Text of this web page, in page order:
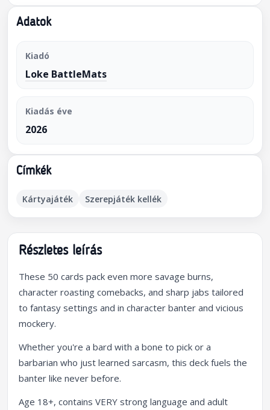
Adatok
Kiadó
Loke BattleMats
Kiadás éve
2026
Címkék
Kártyajáték Szerepjáték kellék
Részletes leírás
These 50 cards pack even more savage burns,
character roasting comebacks, and sharp jabs tailored
to fantasy settings and in character banter and vicious
mockery.
Whether you're a bard with a bone to pick or a
barbarian who just learned sarcasm, this deck fuels the
banter like never before.
Age 18+, contains VERY strong language and adult